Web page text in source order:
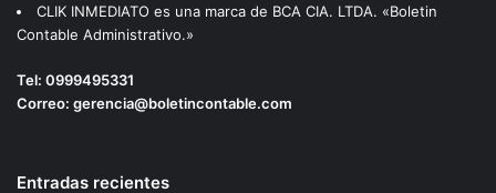
CLIK INMEDIATO es una marca de BCA CIA. LTDA. «Boletin
Contable Administrativo.»
Tel: 0999495331
Correo: gerencia@boletincontable.com
Entradas recientes